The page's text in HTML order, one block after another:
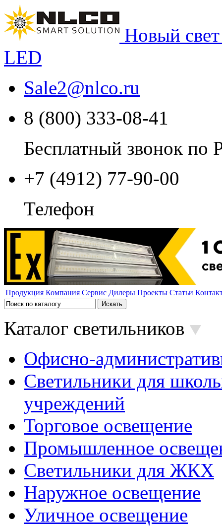
Новый
LED
Sale2@nlco.ru
8 (800) 333-08-41
Бесплатный звонок по
+7 (4912) 77-90-00
Телефон
Продукция Компания Сервис Дилеры Проекты Статьи
Каталог светильников
Офисно-
Светильники для
учреждений
Торговое освещение
Промышленное
Светильники для ЖКХ
Наружное освещение
Уличное освещение